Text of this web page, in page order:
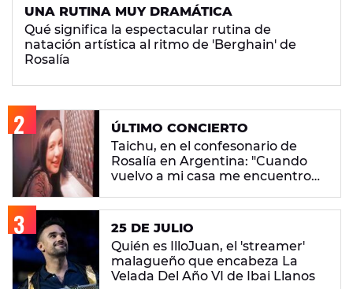
UNA RUTINA MUY DRAMÁTICA
Qué significa la espectacular rutina de
natación artística al ritmo de 'Berghain' de
Rosalía
ÚLTIMO CONCIERTO
Taichu, en el confesonario de
Rosalía en Argentina: "Cuando
vuelvo a mi casa me encuentro
25 DE JULIO
Quién es IlloJuan, el 'streamer'
malagueño que encabeza La
Velada Del Año VI de Ibai Llanos